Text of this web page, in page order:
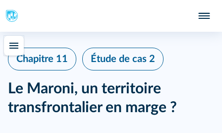
Chapitre 11 Étude de cas 2
Le Maroni, un territoire
transfrontalier en marge ?